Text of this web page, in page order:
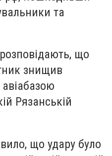
та
що
знищив
Рязанській
що удару було